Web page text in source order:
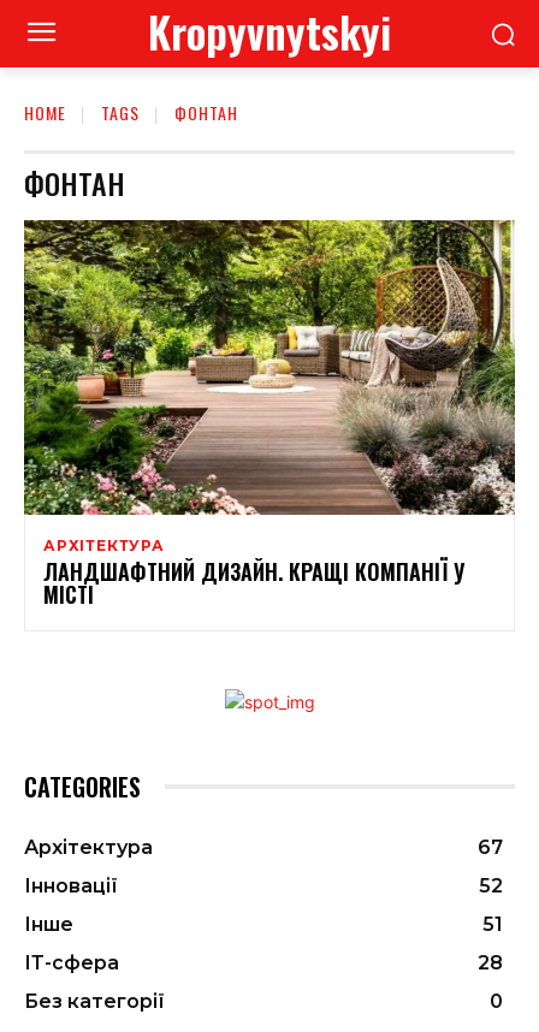
Kropyvnytskyi
HOME TAGS ФОНТАН
ФОНТАН
АРХІТЕКТУРА
ЛАНДШАФТНИЙ ДИЗАЙН. КРАЩІ КОМПАНІЇ У
МІСТІ
CATEGORIES
Архітектура
67
Інновації
52
Інше
51
ІТ-сфера
28
Без категорії
0